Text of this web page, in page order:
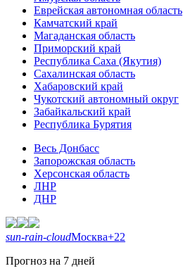
Еврейская автономная область
Камчатский край
Магаданская область
Приморский край
Республика Саха (Якутия)
Сахалинская область
Хабаровский край
Чукотский автономный округ
Забайкальский край
Республика Бурятия
Весь Донбасс
Запорожская область
Херсонская область
ЛНР
ДНР
sun-rain-cloudМосква+22
Прогноз на 7 дней